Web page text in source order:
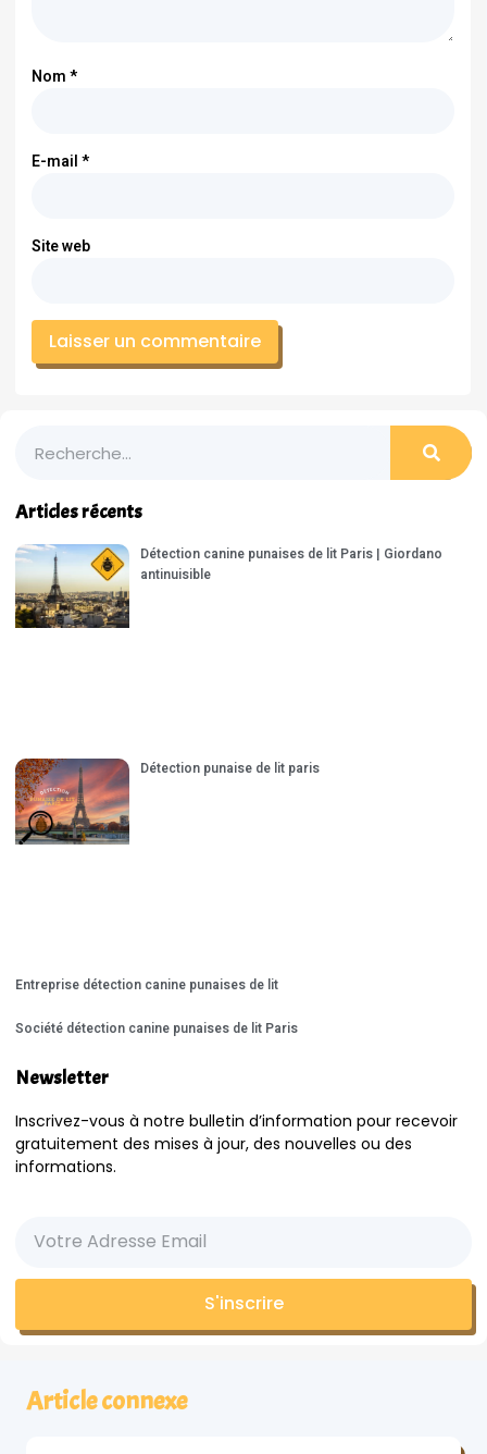
Nom*
E-mail*
Site web
Articles récents
Détection canine punaises de lit Paris | Giordano
antinuisible
Détection punaise de lit paris
Entreprise détection canine punaises de lit
Société détection canine punaises de lit Paris
Newsletter
Inscrivez-vous à notre bulletin d’information pour recevoir
gratuitement des mises à jour, des nouvelles ou des
informations.
S'inscrire
Article connexe